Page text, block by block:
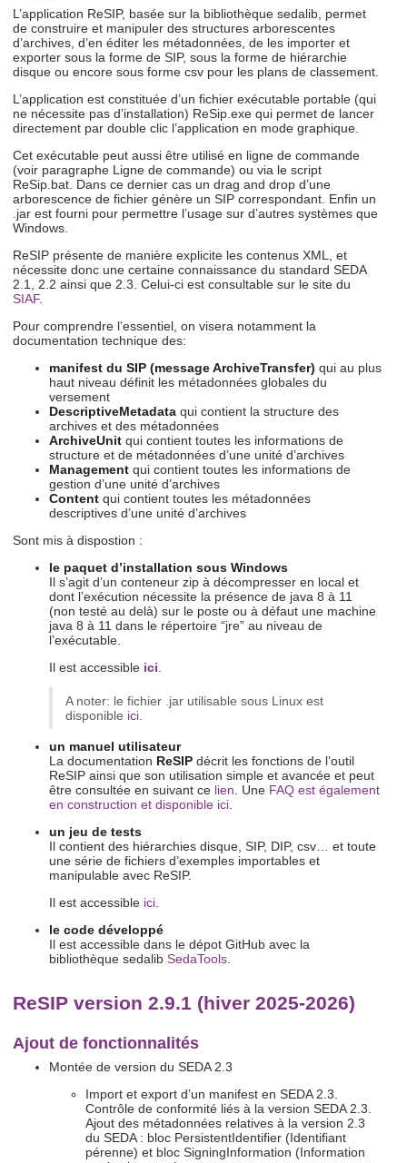
L’application ReSIP, basée sur la bibliothèque sedalib, permet
de construire et manipuler des structures arborescentes
d’archives, d’en éditer les métadonnées, de les importer et
exporter sous la forme de SIP, sous la forme de hiérarchie
disque ou encore sous forme csv pour les plans de classement.
L’application est constituée d’un fichier exécutable portable (qui
ne nécessite pas d’installation) ReSip.exe qui permet de lancer
directement par double clic l’application en mode graphique.
Cet exécutable peut aussi être utilisé en ligne de commande
(voir paragraphe Ligne de commande) ou via le script
ReSip.bat. Dans ce dernier cas un drag and drop d’une
arborescence de fichier génère un SIP correspondant. Enfin un
.jar est fourni pour permettre l’usage sur d’autres systèmes que
Windows.
ReSIP présente de manière explicite les contenus XML, et
nécessite donc une certaine connaissance du standard SEDA
2.1, 2.2 ainsi que 2.3. Celui-ci est consultable sur le site du
SIAF.
Pour comprendre l’essentiel, on visera notamment la
documentation technique des:
manifest du SIP (message ArchiveTransfer) qui au plus
haut niveau définit les métadonnées globales du
versement
DescriptiveMetadata qui contient la structure des
archives et des métadonnées
ArchiveUnit qui contient toutes les informations de
structure et de métadonnées d’une unité d’archives
Management qui contient toutes les informations de
gestion d’une unité d’archives
Content qui contient toutes les métadonnées
descriptives d’une unité d’archives
Sont mis à dispostion :
le paquet d’installation sous Windows
Il s’agit d’un conteneur zip à décompresser en local et
dont l’exécution nécessite la présence de java 8 à 11
(non testé au delà) sur le poste ou à défaut une machine
java 8 à 11 dans le répertoire “jre” au niveau de
l’exécutable.
Il est accessible ici
A noter: le fichier .jar utilisable sous Linux est
disponible ici.
un manuel utilisateur
La documentation ReSIP décrit les fonctions de l’outil
ReSIP ainsi que son utilisation simple et avancée et peut
être consultée en suivant ce lien. Une FAQ est également
en construction et disponible ici.
un jeu de tests
Il contient des hiérarchies disque, SIP, DIP, csv… et toute
une série de fichiers d’exemples importables et
manipulable avec ReSIP.
Il est accessible ici.
le code développé
Il est accessible dans le dépot GitHub avec la
bibliothèque sedalib SedaTools.
ReSIP version 2.9.1 (hiver 2025-2026)
Ajout de fonctionnalités
Montée de version du SEDA 2.3
Import et export d’un manifest en SEDA 2.3.
Contrôle de conformité liés à la version SEDA 2.3.
Ajout des métadonnées relatives à la version 2.3
du SEDA : bloc PersistentIdentifier (Identifiant
pérenne) et bloc SigningInformation (Information